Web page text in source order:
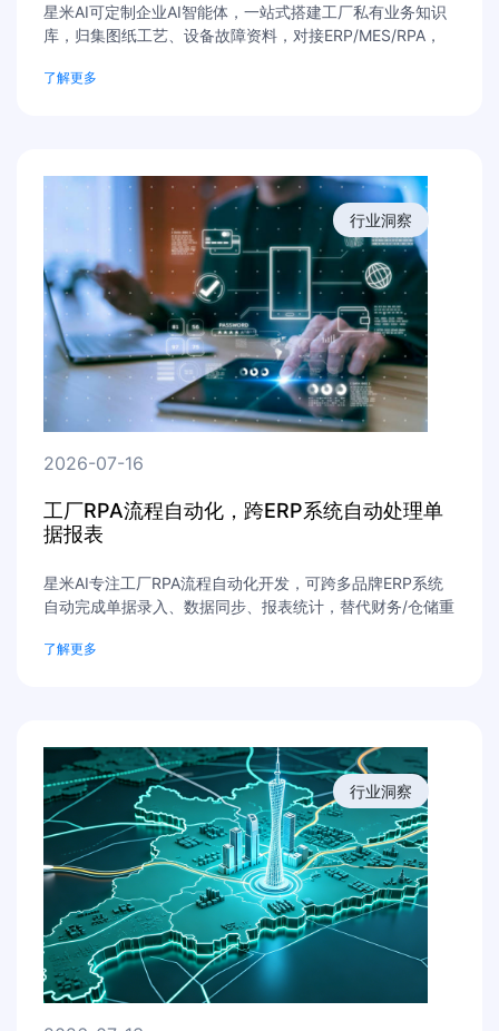
星米AI可定制企业AI智能体，一站式搭建工厂私有业务知识
库，归集图纸工艺、设备故障资料，对接ERP/MES/RPA，
了解更多
2026-07-16
行业洞察
工厂RPA流程自动化，跨ERP系统自动处理单
据报表
星米AI专注工厂RPA流程自动化开发，可跨多品牌ERP系统
自动完成单据录入、数据同步、报表统计，替代财务/仓储重
诊断。
了解更多
行业洞察